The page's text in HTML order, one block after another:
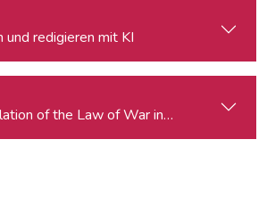
und redigieren mit KI
of the Law of War in Ukraine and